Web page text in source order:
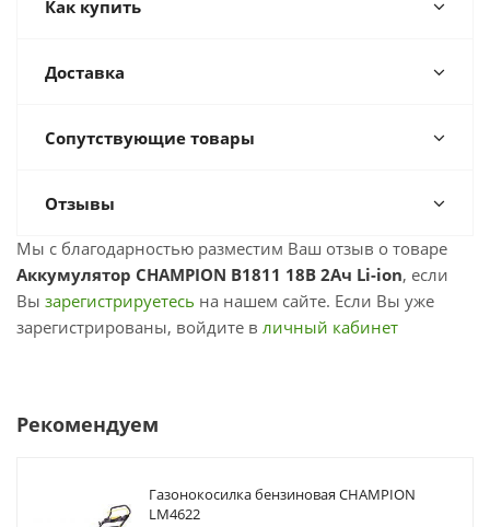
Как купить
Доставка
Сопутствующие товары
Отзывы
Мы с благодарностью разместим Ваш отзыв о товаре
Аккумулятор CHAMPION B1811 18В 2Ач Li-ion, если
Вы зарегистрируетесь на нашем сайте. Если Вы уже
зарегистрированы, войдите в личный кабинет
Рекомендуем
Газонокосилка бензиновая CHAMPION
LM4622